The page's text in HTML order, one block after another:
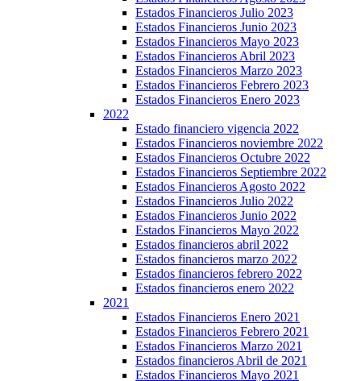
Estados Financieros Julio 2023
Estados Financieros Junio 2023
Estados Financieros Mayo 2023
Estados Financieros Abril 2023
Estados Financieros Marzo 2023
Estados Financieros Febrero 2023
Estados Financieros Enero 2023
2022
Estado financiero vigencia 2022
Estados Financieros noviembre 2022
Estados Financieros Octubre 2022
Estados Financieros Septiembre 2022
Estados Financieros Agosto 2022
Estados Financieros Julio 2022
Estados Financieros Junio 2022
Estados Financieros Mayo 2022
Estados financieros abril 2022
Estados financieros marzo 2022
Estados financieros febrero 2022
Estados financieros enero 2022
2021
Estados Financieros Enero 2021
Estados Financieros Febrero 2021
Estados Financieros Marzo 2021
Estados financieros Abril de 2021
Estados Financieros Mayo 2021